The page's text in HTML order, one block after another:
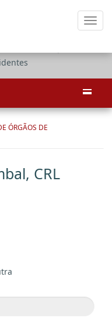
ÓRGÃOS DE
CRL